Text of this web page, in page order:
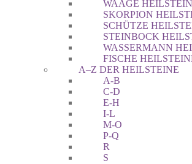
WAAGE
SKORPION
SCHÜTZE
STEINBOCK
WASSERMANN
FISCHE
A–Z DER HEILSTEINE
A-B
C-D
E-H
I-L
M-O
P-Q
R
S